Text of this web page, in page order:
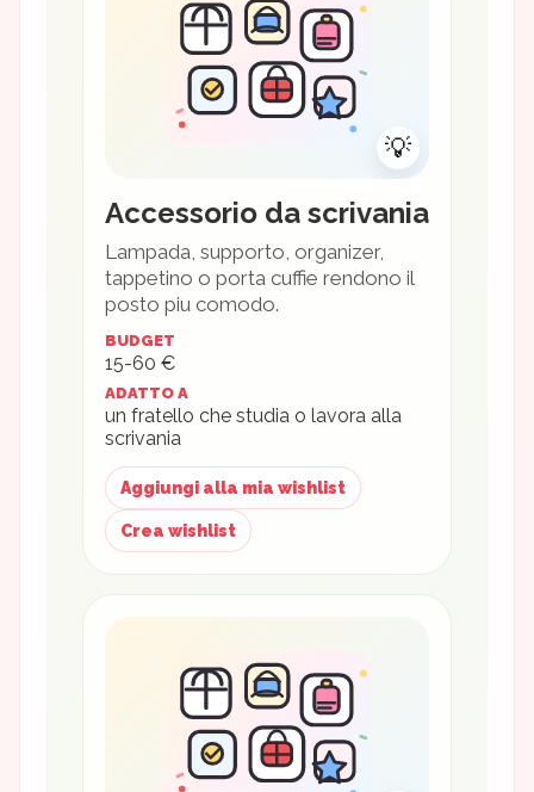
💡
Accessorio da scrivania
Lampada, supporto, organizer,
tappetino o porta cuffie rendono il
posto piu comodo.
BUDGET
15-60 €
ADATTO A
un fratello che studia o lavora alla
scrivania
Aggiungi alla mia wishlist
Crea wishlist